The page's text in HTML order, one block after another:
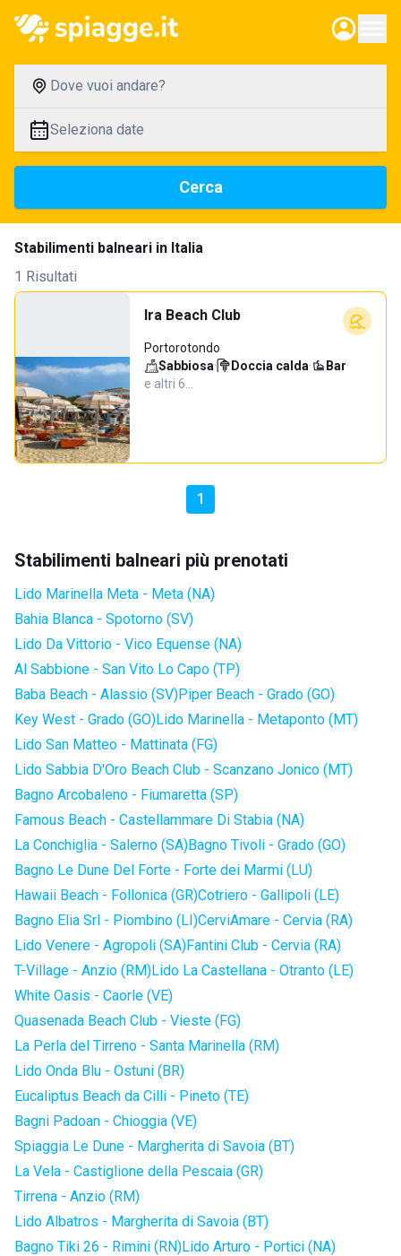
Dove vuoi andare?
Seleziona date
Cerca
Stabilimenti balneari in Italia
1 Risultati
Ira Beach Club
Portorotondo
Sabbiosa· Doccia calda· Bar·
e altri 6…
1
Stabilimenti balneari più prenotati
Lido Marinella Meta - Meta (NA)
Bahia Blanca - Spotorno (SV)
Lido Da Vittorio - Vico Equense (NA)
Al Sabbione - San Vito Lo Capo (TP)
Baba Beach - Alassio (SV)Piper Beach - Grado (GO)
Key West - Grado (GO)Lido Marinella - Metaponto (MT)
Lido San Matteo - Mattinata (FG)
Lido Sabbia D'Oro Beach Club - Scanzano Jonico (MT)
Bagno Arcobaleno - Fiumaretta (SP)
Famous Beach - Castellammare Di Stabia (NA)
La Conchiglia - Salerno (SA)Bagno Tivoli - Grado (GO)
Bagno Le Dune Del Forte - Forte dei Marmi (LU)
Hawaii Beach - Follonica (GR)Cotriero - Gallipoli (LE)
Bagno Elia Srl - Piombino (LI)CerviAmare - Cervia (RA)
Lido Venere - Agropoli (SA)Fantini Club - Cervia (RA)
T-Village - Anzio (RM)Lido La Castellana - Otranto (LE)
White Oasis - Caorle (VE)
Quasenada Beach Club - Vieste (FG)
La Perla del Tirreno - Santa Marinella (RM)
Lido Onda Blu - Ostuni (BR)
Eucaliptus Beach da Cilli - Pineto (TE)
Bagni Padoan - Chioggia (VE)
Spiaggia Le Dune - Margherita di Savoia (BT)
La Vela - Castiglione della Pescaia (GR)
Tirrena - Anzio (RM)
Lido Albatros - Margherita di Savoia (BT)
Bagno Tiki 26 - Rimini (RN)Lido Arturo - Portici (NA)